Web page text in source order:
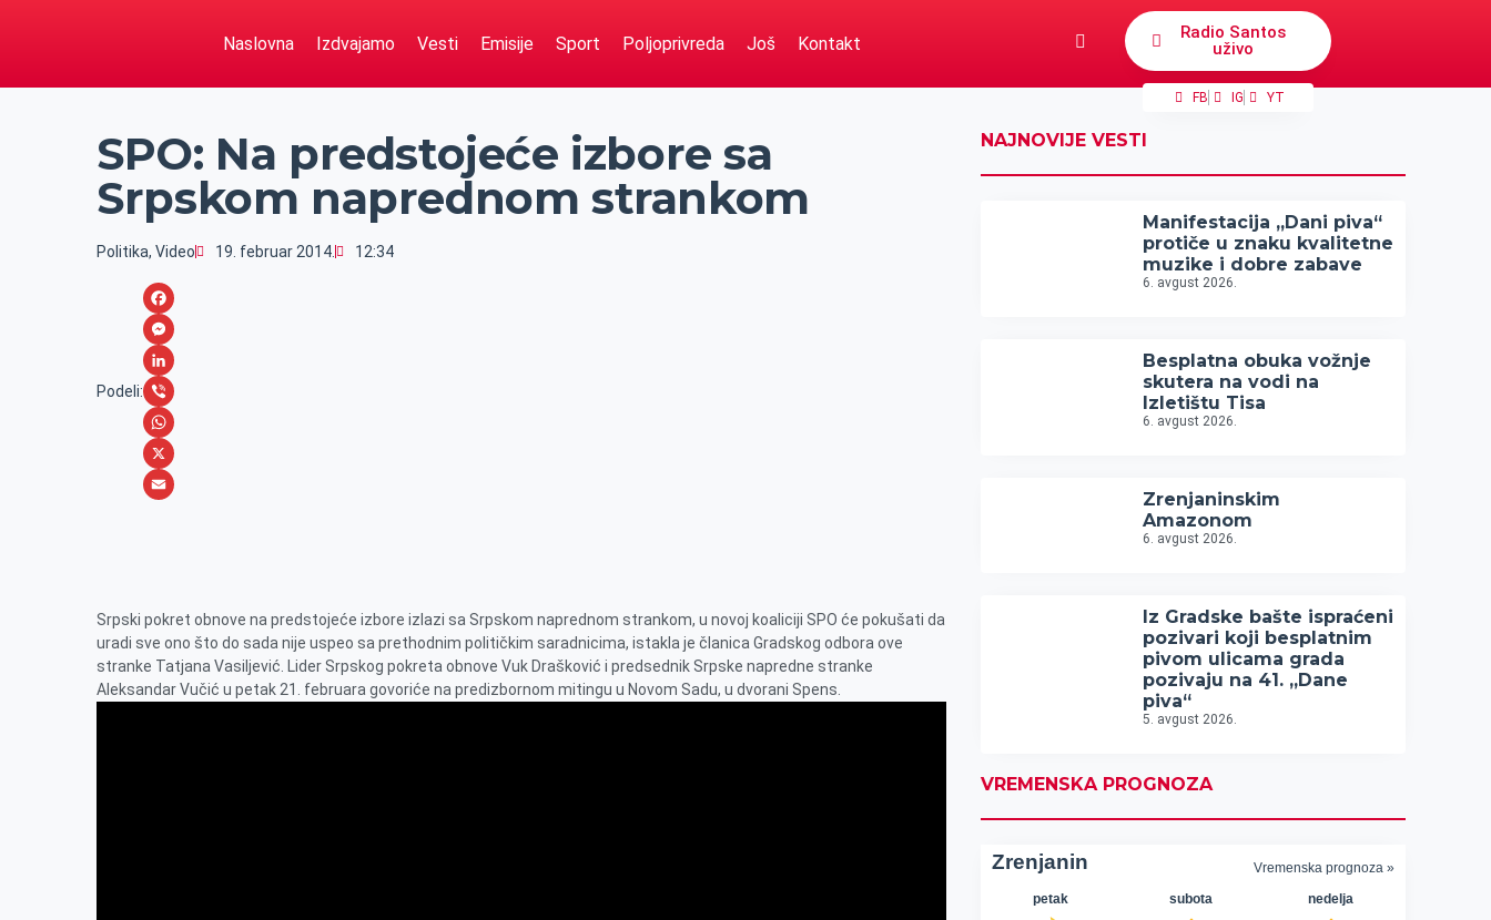
Naslovna Izdvajamo Vesti Emisije Sport Poljoprivreda Još Kontakt
Radio Santos
uživo
FB IG YT
SPO: Na predstojeće izbore sa
Srpskom naprednom strankom
Politika,Video 19. februar 2014. 12:34
Podeli:
F
a
c
e
b
o
M
e
s
s
e
L
i
n
k
V
i
b
W
h
p
p
X
l
Srpski pokret obnove na predstojeće izbore izlazi sa Srpskom naprednom strankom, u novoj koaliciji SPO će pokušati da
uradi sve ono što do sada nije uspeo sa prethodnim političkim saradnicima, istakla je članica Gradskog odbora ove
stranke Tatjana Vasiljević. Lider Srpskog pokreta obnove Vuk Drašković i predsednik Srpske napredne stranke
Aleksandar Vučić u petak 21. februara govoriće na predizbornom mitingu u Novom Sadu, u dvorani Spens.
NAJNOVIJE VESTI
Manifestacija „Dani piva“
protiče u znaku kvalitetne
muzike i dobre zabave
6. avgust 2026.
Besplatna obuka vožnje
skutera na vodi na
Izletištu Tisa
6. avgust 2026.
Zrenjaninskim
Amazonom
6. avgust 2026.
Iz Gradske bašte ispraćeni
pozivari koji besplatnim
pivom ulicama grada
pozivaju na 41. „Dane
piva“
5. avgust 2026.
VREMENSKA PROGNOZA